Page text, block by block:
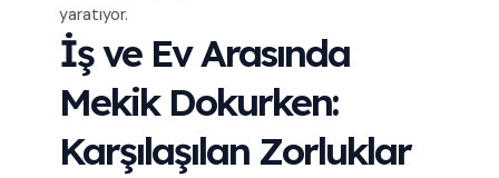
yaratıyor.
İş ve Ev Arasında
Mekik Dokurken:
Karşılaşılan Zorluklar